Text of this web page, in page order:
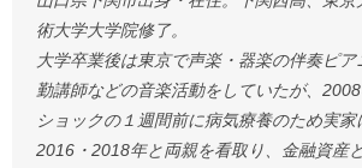
術大学大学院修了。
大学卒業後は東京で声楽・器楽の伴奏ピ
勤講師などの音楽活動をしていたが、
ショックの１週間前に病気療養のため実
2016・2018年と両親を看取り、金融資産